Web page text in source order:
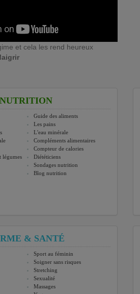
et cela les rend heureux
NUTRITION
Guide des aliments
Les pains
L'eau minérale
Compléments alimentaires
Compteur de calories
légumes
Diététiciens
Sondages nutrition
Blog nutrition
& SANTÉ
Sport au féminin
Soigner sans risques
Stretching
Sexualité
Massages